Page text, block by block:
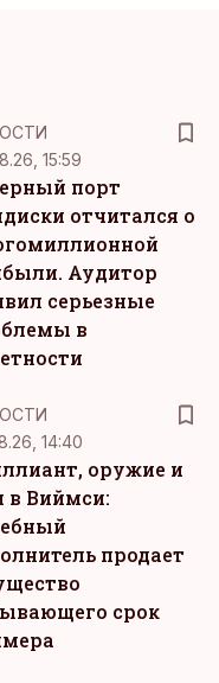
15:59
порт
отчитался о
Аудитор
серьезные
в
14:40
оружие и
в Виймси:
продает
срок